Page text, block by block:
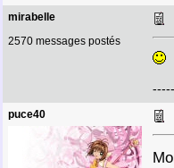
mirabelle
2570 messages postés
puce40